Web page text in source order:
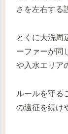
さを左右する
とくに大洗周
ーファーが同
や入水エリア
ルールを守る
の遠征を続け